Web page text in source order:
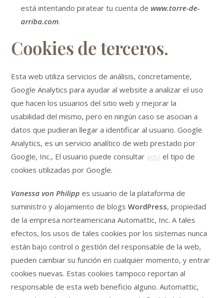
está intentando piratear tu cuenta de www.torre-de-
arriba.com.
Cookies de terceros.
Esta web utiliza servicios de análisis, concretamente,
Google Analytics para ayudar al website a analizar el uso
que hacen los usuarios del sitio web y mejorar la
usabilidad del mismo, pero en ningún caso se asocian a
datos que pudieran llegar a identificar al usuario. Google
Analytics, es un servicio analítico de web prestado por
Google, Inc., El usuario puede consultar aquí el tipo de
cookies utilizadas por Google.
Vanessa von Philipp es usuario de la plataforma de
suministro y alojamiento de blogsWordPress, propiedad
de la empresa norteamericana Automattic, Inc. A tales
efectos, los usos de tales cookies por los sistemas nunca
están bajo control o gestión del responsable de la web,
pueden cambiar su función en cualquier momento, y entrar
cookies nuevas. Estas cookies tampoco reportan al
responsable de esta web beneficio alguno. Automattic,